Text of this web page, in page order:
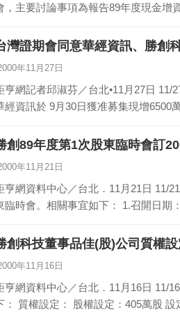
，主要討論事項為報告89年度現金
灣證期會同意華經資訊、勝創
年11月27日
記者邱淑芬／台北•11月27日 11/27 17:22 台灣證期會今(27)日同意華經資訊、勝創科技撤回現金增資案。
經資訊於 9月30日獲准募集現增6500
創89年度第1次股東臨時會訂
年11月21日
資料中心／台北．11月21日 11/21 09:45 勝創科技股份有限公司公告董事會決議召開89年度第1次股
東臨時會。相關事
創科技董事品佳(股)公司質權
年11月16日
資料中心／台北．11月16日 11/16 09:42 勝創科技(股)公司董事品佳(股)公司質權設定之相關資料如
下： 質